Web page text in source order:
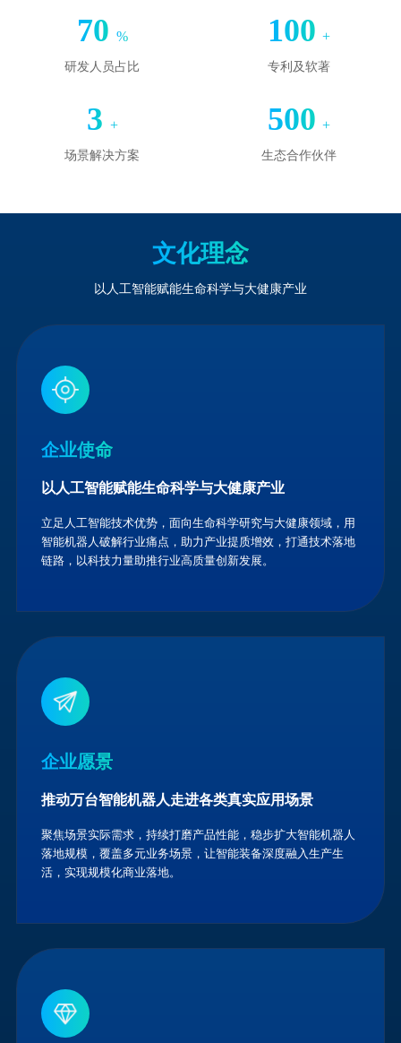
70 %
研发人员占比
100 +
专利及软著
3 +
场景解决方案
500 +
生态合作伙伴
文化理念
以人工智能赋能生命科学与大健康产业
企业使命
以人工智能赋能生命科学与大健康产业
立足人工智能技术优势，面向生命科学研究与大健康领域，用
智能机器人破解行业痛点，助力产业提质增效，打通技术落地
链路，以科技力量助推行业高质量创新发展。
企业愿景
推动万台智能机器人走进各类真实应用场景
聚焦场景实际需求，持续打磨产品性能，稳步扩大智能机器人
落地规模，覆盖多元业务场景，让智能装备深度融入生产生
活，实现规模化商业落地。